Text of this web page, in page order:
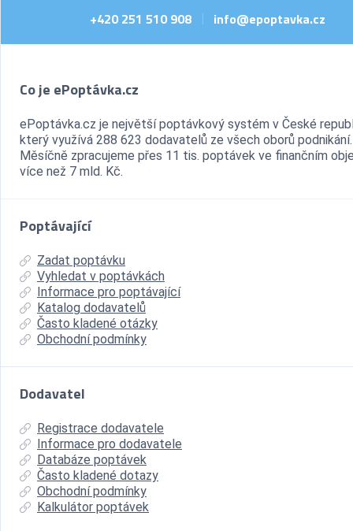
+420 251 510 908 info@epoptavka.cz
Co je ePoptávka.cz
ePoptávka.cz je největší poptávkový systém v České
který využívá 288 623 dodavatelů ze všech oborů podnikání.
Měsíčně zpracujeme přes 11 tis. poptávek ve finančním
více než 7 mld. Kč.
Poptávající
Zadat poptávku
Vyhledat v poptávkách
Informace pro poptávající
Katalog dodavatelů
Často kladené otázky
Obchodní podmínky
Dodavatel
Registrace dodavatele
Informace pro dodavatele
Databáze poptávek
Často kladené dotazy
Obchodní podmínky
Kalkulátor poptávek